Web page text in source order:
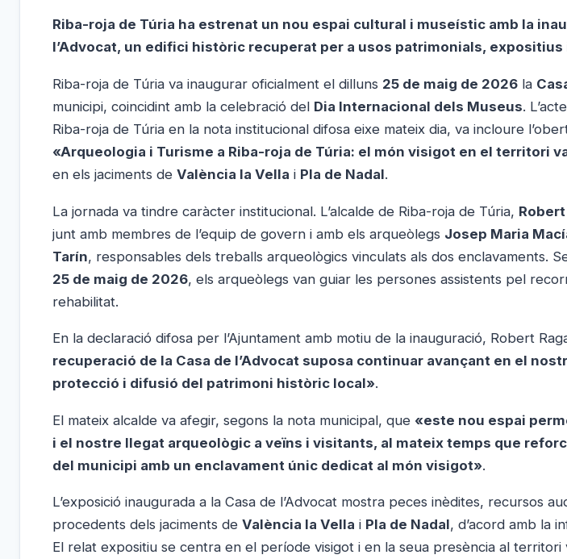
Riba-roja de Túria ha estrenat un nou espai cultural i museístic amb la
l’Advocat, un edifici històric recuperat per a usos patrimonials, expositius
Riba-roja de Túria va inaugurar oficialment el dilluns 25 de maig de 2026 la
municipi, coincidint amb la celebració del Dia Internacional dels Museus.
Riba-roja de Túria en la nota institucional difosa eixe mateix dia, va incloure
«Arqueologia i Turisme a Riba-roja de Túria: el món visigot en el territori
en els jaciments de València la Vella i Pla de Nadal.
La jornada va tindre caràcter institucional. L’alcalde de Riba-roja de Túria, Robert
junt amb membres de l’equip de govern i amb els arqueòlegs Josep Maria
Tarín, responsables dels treballs arqueològics vinculats als dos enclavaments.
25 de maig de 2026, els arqueòlegs van guiar les persones assistents pel
rehabilitat.
En la declaració difosa per l’Ajuntament amb motiu de la inauguració, Robert
recuperació de la Casa de l’Advocat suposa continuar avançant en el
protecció i difusió del patrimoni històric local».
El mateix alcalde va afegir, segons la nota municipal, que «este nou espai
i el nostre llegat arqueològic a veïns i visitants, al mateix temps que
del municipi amb un enclavament únic dedicat al món visigot».
L’exposició inaugurada a la Casa de l’Advocat mostra peces inèdites, recursos
procedents dels jaciments de València la Vella i Pla de Nadal, d’acord amb la
El relat expositiu se centra en el període visigot i en la seua presència al territori